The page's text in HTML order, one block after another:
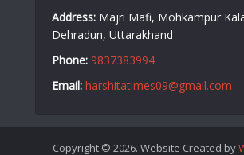
Address: Majri Mafi, Mohkampur
Dehradun, Uttarakhand
Phone: 9837383994
Email: harshitatimes09@gmail.com
Copyright © 2026. Website Created by